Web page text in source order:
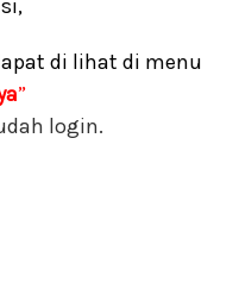
di lihat di menu
”
login.